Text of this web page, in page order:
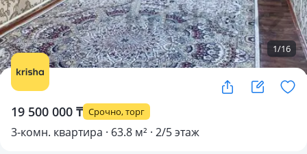
1/16
19 500 000 ₸ Срочно, торг
3-комн. квартира · 63.8 м² · 2/5 этаж